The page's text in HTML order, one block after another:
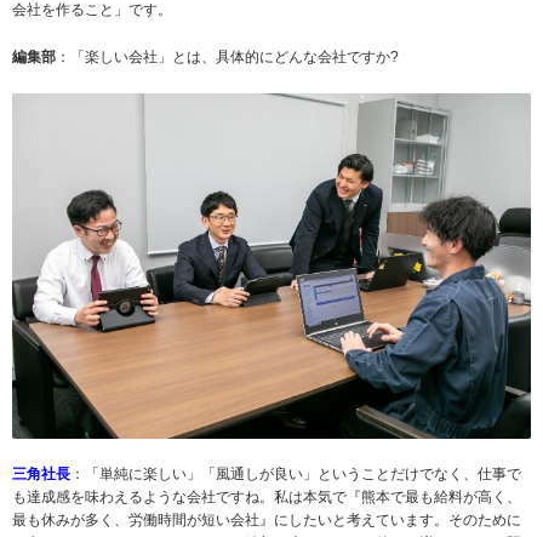
会社を作ること」です。
編集部 ：「楽しい会社」とは、具体的にどんな会社ですか?
三角社長 ：「単純に楽しい」「風通しが良い」ということだけでなく、仕事で
も達成感を味わえるような会社ですね。私は本気で『熊本で最も給料が高く、
最も休みが多く、労働時間が短い会社』にしたいと考えています。そのために